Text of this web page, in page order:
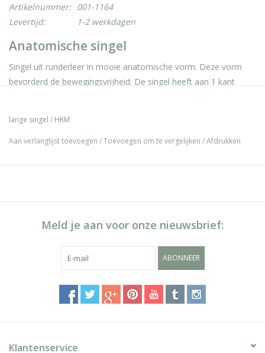
Artikelnummer: 001-1164
Levertijd:
1-2 werkdagen
Anatomische singel
Singel uit runderleer in mooie anatomische vorm. Deze vorm
bevorderd de bewegingsvrijheid. De singel heeft aan 1 kant
lange singel / HKM
Aan verlanglijst toevoegen /Toevoegen om te vergelijken /Afdrukken
Meld je aan voor onze nieuwsbrief:
ABONNEER
Klantenservice